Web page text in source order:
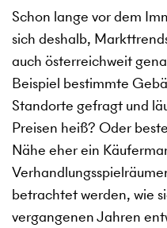
Schon lange vor dem
sich deshalb,
auch österreichweit
Beispiel bestimmte
Standorte gefragt und
Preisen heiß? Oder
Nähe eher ein
betrachtet werden, wie
vergangenen Jahren